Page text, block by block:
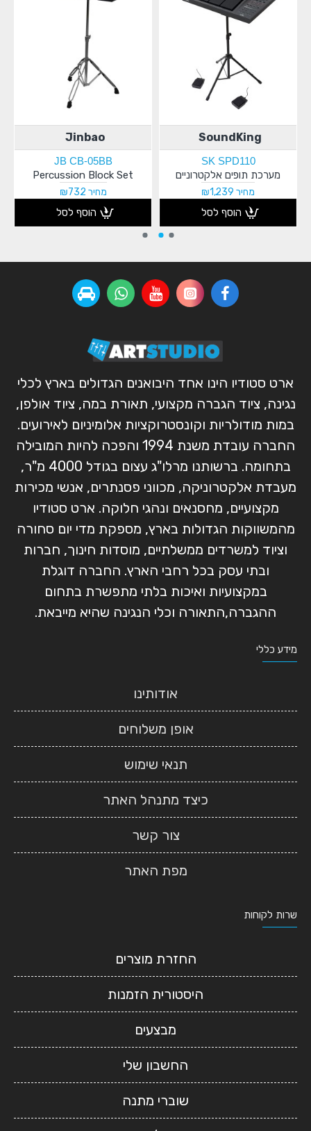
SoundKing
SK SPD110
מערכת תופים אלקטרוניים
מחיר ₪1,239
הוסף לסל
Jinbao
JB CB-05BB
Percussion Block Set
מחיר ₪732
הוסף לסל
ארט סטודיו הינו אחד היבואנים הגדולים בארץ לכלי
נגינה, ציוד הגברה מקצועי, תאורת במה, ציוד אולפן,
במות מודולריות וקונסטרוקציות אלומיניום לאירועים.
החברה עובדת משנת 1994 והפכה להיות המובילה
בתחומה. ברשותנו מרלו"ג עצום בגודל 4000 מ"ר,
מעבדת אלקטרוניקה, מכווני פסנתרים, אנשי מכירות
מקצועיים, מחסנאים ונהגי חלוקה. ארט סטודיו
מהמשווקות הגדולות בארץ, מספקת מדי יום סחורה
וציוד למשרדים ממשלתיים, מוסדות חינוך, חברות
ובתי עסק בכל רחבי הארץ. החברה דוגלת
במקצועיות ואיכות בלתי מתפשרת בתחום
ההגברה,התאורה וכלי הנגינה שהיא מייבאת.
מידע כללי
אודותינו
אופן משלוחים
תנאי שימוש
כיצד מתנהל האתר
צור קשר
מפת האתר
שרות לקוחות
החזרת מוצרים
היסטורית הזמנות
מבצעים
החשבון שלי
שוברי מתנה